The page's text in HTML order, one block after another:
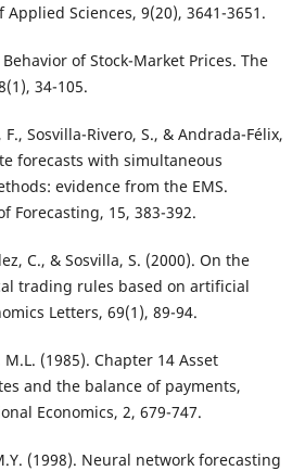
Applied Sciences, 9(20), 3641-3651.
Behavior of Stock-Market Prices. The
34-105.
Sosvilla-Rivero, S., & Andrada-Félix,
forecasts with simultaneous
evidence from the EMS.
Forecasting, 15, 383-392.
C., & Sosvilla, S. (2000). On the
trading rules based on artificial
Letters, 69(1), 89-94.
M.L. (1985). Chapter 14 Asset
and the balance of payments,
Economics, 2, 679-747.
(1998). Neural network forecasting